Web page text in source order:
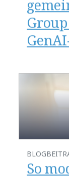
​​So